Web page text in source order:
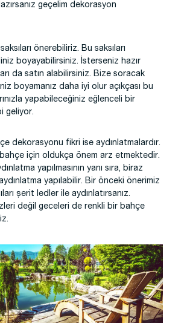
geçelim dekorasyon
önerebiliriz. Bu saksıları
boyayabilirsiniz. İsterseniz hazır
da satın alabilirsiniz. Bize soracak
boyamanız daha iyi olur açıkçası bu
yapabileceğiniz eğlenceli bir
geliyor.
dekorasyonu fikri ise aydınlatmalardır.
için oldukça önem arz etmektedir.
yapılmasının yanı sıra, biraz
yapılabilir. Bir önceki önerimiz
şerit ledler ile aydınlatırsanız.
değil geceleri de renkli bir bahçe